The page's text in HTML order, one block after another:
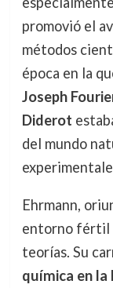
promovió el
métodos
época en la
Joseph
Diderot
del mundo
Ehrmann,
entorno fértil
teorías. Su
química en la